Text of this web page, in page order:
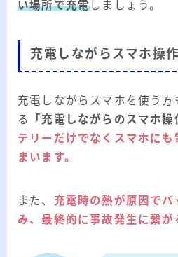
い場所で充電 しましょう。
充電しながらスマホ操
充電しながらスマホを使う方
る
「充電しながらのスマホ操
テリーだけでなくスマホにも
まいます。
また、 充電時の熱が原因でバ
み、最終的に事故発生に繋が